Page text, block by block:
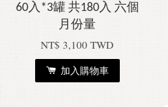
60入*3罐 共180入 六個
月份量
NT$ 3,100 TWD
加入購物車